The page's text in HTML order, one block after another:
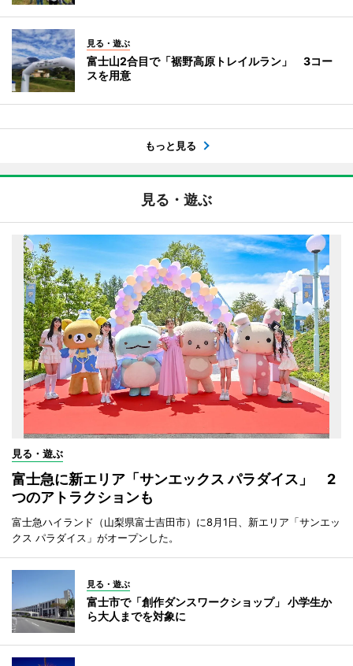
見る・遊ぶ
富士山2合目で「裾野高原トレイルラン」 3コー
スを用意
もっと見る
見る・遊ぶ
見る・遊ぶ
富士急に新エリア「サンエックス パラダイス」 2
つのアトラクションも
富士急ハイランド（山梨県富士吉田市）に8月1日、新エリア「サンエッ
クス パラダイス」がオープンした。
見る・遊ぶ
富士市で「創作ダンスワークショップ」 小学生か
ら大人までを対象に